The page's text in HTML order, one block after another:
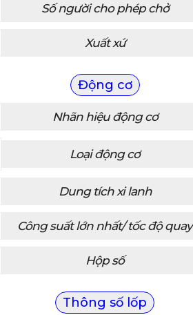
Số người cho phép chở
Xuất xứ
Động cơ
Nhãn hiệu động cơ
Loại động cơ
Dung tích xi lanh
Công suất lớn nhất/ tốc độ quay
Hộp số
Thông số lốp